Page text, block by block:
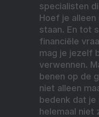
specialisten
Hoef je
staan. En tot
financiële
mag je jezelf
verwennen.
benen op de
niet alleen
bedenk dat je
helemaal niet